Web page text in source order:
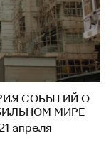
СОБЫТИЙ О
МИРЕ
апреля